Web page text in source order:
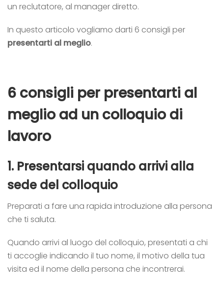
un reclutatore, al manager diretto.
In questo articolo vogliamo darti 6 consigli per
presentarti al meglio.
6 consigli per presentarti al
meglio ad un colloquio di
lavoro
1. Presentarsi quando arrivi alla
sede del colloquio
Preparati a fare una rapida introduzione alla persona
che ti saluta.
Quando arrivi al luogo del colloquio, presentati a chi
ti accoglie indicando il tuo nome, il motivo della tua
visita ed il nome della persona che incontrerai.